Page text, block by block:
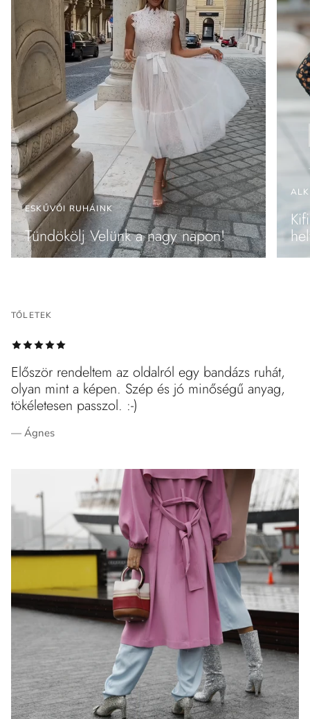
ESKŰVŐI RUHÁINK
Tündökölj Velünk a nagy napon!
TŐLETEK
Először rendeltem az oldalról egy bandázs ruhát,
olyan mint a képen. Szép és jó minőségű anyag,
tökéletesen passzol. :-)
— Ágnes